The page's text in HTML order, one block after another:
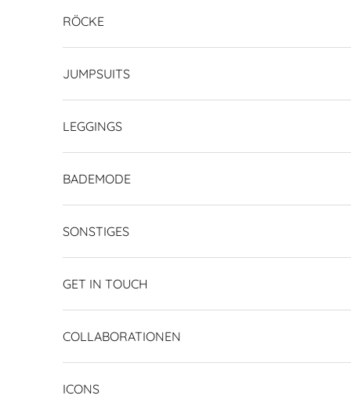
RÖCKE
JUMPSUITS
LEGGINGS
BADEMODE
SONSTIGES
GET IN TOUCH
COLLABORATIONEN
ICONS